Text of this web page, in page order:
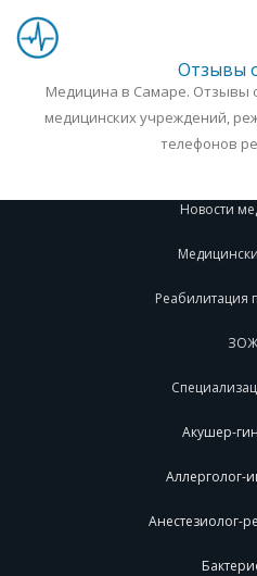
Отзывы
Медицина в Самаре. Отзывы
медицинских учреждений,
телефонов
Новости
Реабилитация
ЗОЖ
Акушер-
Аллерголог-
Анестезиолог-